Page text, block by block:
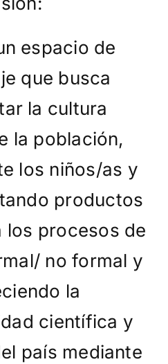
espacio de
que busca
la cultura
la población,
los niños/as y
productos
los procesos de
no formal y
la
científica y
país mediante